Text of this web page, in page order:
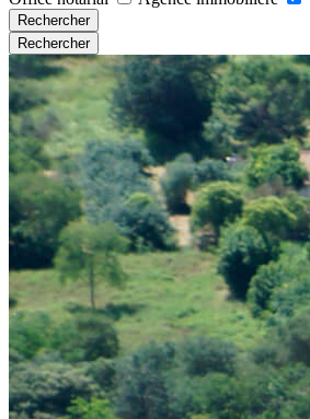
Rechercher
Rechercher